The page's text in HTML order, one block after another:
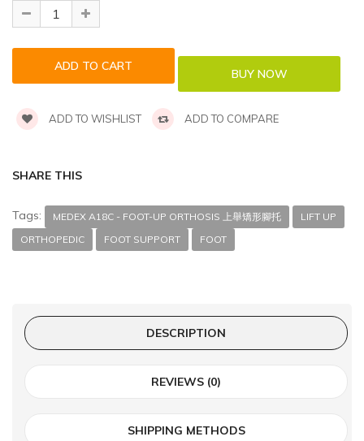
ADD TO WISHLIST ADD TO COMPARE
SHARE THIS
Tags: MEDEX A18C - FOOT-UP ORTHOSIS 上舉矯形腳托
LIFT UP
ORTHOPEDIC
FOOT SUPPORT FOOT
DESCRIPTION
REVIEWS (0)
SHIPPING METHODS